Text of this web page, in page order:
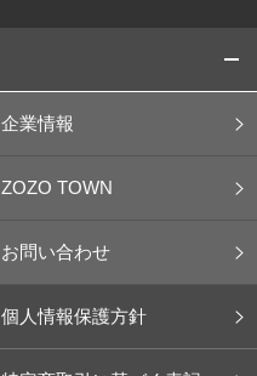
企業情報
ZOZO TOWN
お問い合わせ
個人情報保護方針